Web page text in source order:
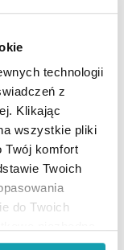
technologii
z
Klikając
wszystkie pliki
Twój komfort
Twoich
do Twoich
jego
słońca
zdrowie,
na
bolesnych
skóry oraz